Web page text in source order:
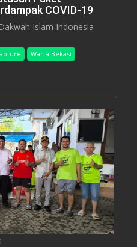
COVID-19
Islam Indonesia
Warta Bekasi